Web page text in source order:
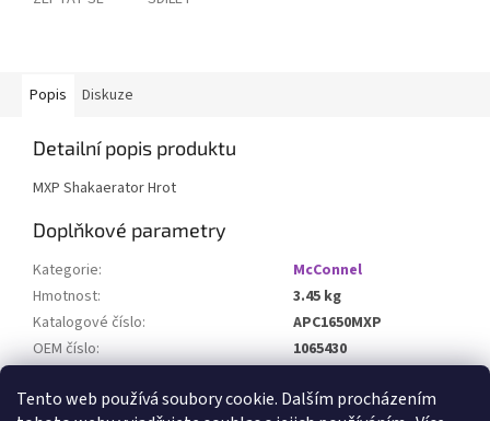
Tento web používá soubory cookie. Dalším procházením
Popis Diskuze
Detailní popis produktu
MXP Shakaerator Hrot
Doplňkové parametry
Kategorie:
McConnel
Hmotnost:
3.45 kg
Katalogové číslo:
APC1650MXP
OEM číslo:
1065430
HD varianta s břity z karbidu wolframu
NE